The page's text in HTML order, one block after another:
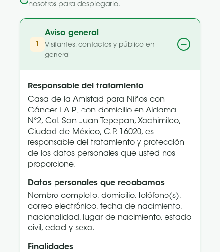
nosotros para desplegarlo.
Aviso general
Visitantes, contactos y público en
general
Responsable del tratamiento
Casa de la Amistad para Niños con
Cáncer I.A.P., con domicilio en Aldama
N°2, Col. San Juan Tepepan, Xochimilco,
Ciudad de México, C.P. 16020, es
responsable del tratamiento y protección
de los datos personales que usted nos
proporcione.
Datos personales que recabamos
Nombre completo, domicilio, teléfono(s),
correo electrónico, fecha de nacimiento,
nacionalidad, lugar de nacimiento, estado
civil, edad y sexo.
Finalidades